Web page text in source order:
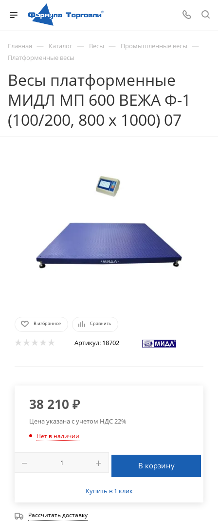
Главная — Каталог — Весы — Промышленные весы —
Платформенные весы
Весы платформенные
МИДЛ МП 600 ВЕЖА Ф-1
(100/200, 800 х 1000) 07
В избранное Сравнить
Артикул: 18702
38 210 ₽
Цена указана с учетом НДС 22%
Нет в наличии
В корзину
Купить в 1 клик
Рассчитать доставку